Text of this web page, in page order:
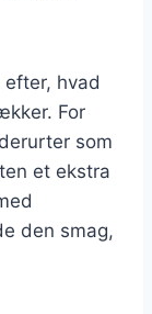
hvad
For
som
et ekstra
den smag,